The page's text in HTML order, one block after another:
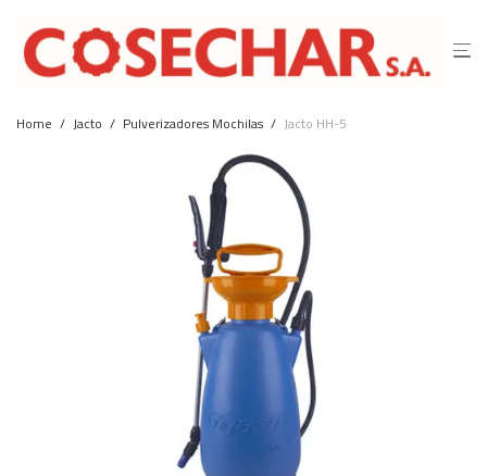
Home / Jacto / Pulverizadores Mochilas / Jacto HH-5